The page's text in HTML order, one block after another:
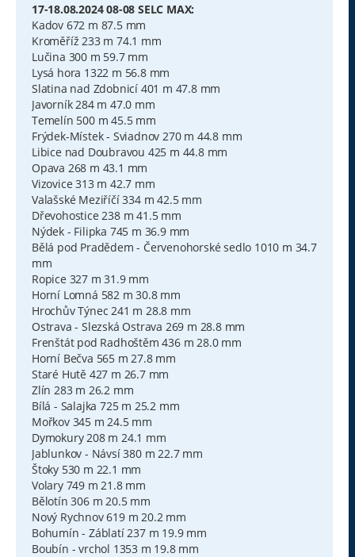
17-18.08.2024 08-08 SELC MAX:
Kadov 672 m 87.5 mm
Kroměříž 233 m 74.1 mm
Lučina 300 m 59.7 mm
Lysá hora 1322 m 56.8 mm
Slatina nad Zdobnicí 401 m 47.8 mm
Javorník 284 m 47.0 mm
Temelín 500 m 45.5 mm
Frýdek-Místek - Sviadnov 270 m 44.8 mm
Libice nad Doubravou 425 m 44.8 mm
Opava 268 m 43.1 mm
Vizovice 313 m 42.7 mm
Valašské Meziříčí 334 m 42.5 mm
Dřevohostice 238 m 41.5 mm
Nýdek - Filipka 745 m 36.9 mm
Bělá pod Pradědem - Červenohorské sedlo 1010 m 34.7
mm
Ropice 327 m 31.9 mm
Horní Lomná 582 m 30.8 mm
Hrochův Týnec 241 m 28.8 mm
Ostrava - Slezská Ostrava 269 m 28.8 mm
Frenštát pod Radhoštěm 436 m 28.0 mm
Horní Bečva 565 m 27.8 mm
Staré Hutě 427 m 26.7 mm
Zlín 283 m 26.2 mm
Bílá - Salajka 725 m 25.2 mm
Mořkov 345 m 24.5 mm
Dymokury 208 m 24.1 mm
Jablunkov - Návsí 380 m 22.7 mm
Štoky 530 m 22.1 mm
Volary 749 m 21.8 mm
Bělotín 306 m 20.5 mm
Nový Rychnov 619 m 20.2 mm
Bohumín - Záblatí 237 m 19.9 mm
Boubín - vrchol 1353 m 19.8 mm